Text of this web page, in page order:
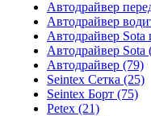
Автодрайвер
Автодрайвер
Автодрайвер Sota
Автодрайвер Sota
Автодрайвер (79)
Seintex Сетка (25)
Seintex Борт (75)
Petex (21)